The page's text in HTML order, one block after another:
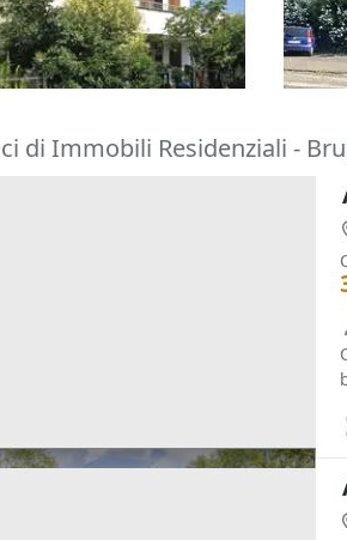
Terme (Padova)
di Immobili Residenziali -